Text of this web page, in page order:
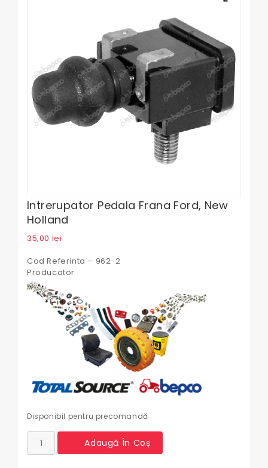
Intrerupator Pedala Frana Ford, New
Holland
35,00 lei
Cod Referinta – 962-2
Producator
Disponibil pentru precomandă
Cantitate
IntrerupatorAdaugă În Coș